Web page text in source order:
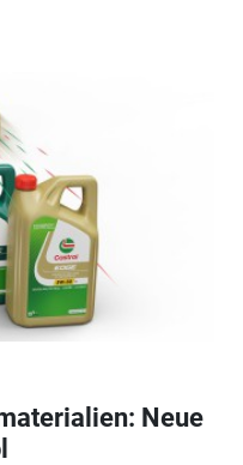
Neue